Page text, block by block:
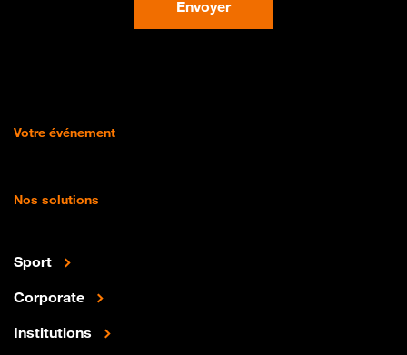
Envoyer
Votre événement
Nos solutions
Sport
Corporate
Institutions